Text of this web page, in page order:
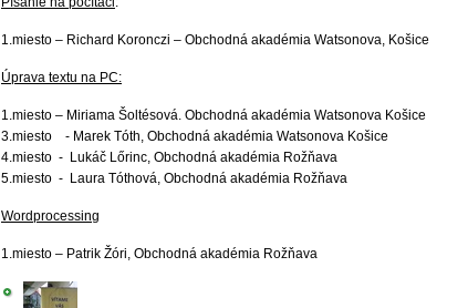
1.miesto – Richard Koronczi – Obchodná akadémia Watsonova, Košice
Úprava textu na PC:
1.miesto – Miriama Šoltésová. Obchodná akadémia Watsonova Košice
3.miesto - Marek Tóth, Obchodná akadémia Watsonova Košice
4.miesto - Lukáč Lőrinc, Obchodná akadémia Rožňava
​5.miesto - Laura Tóthová, Obchodná akadémia Rožňava
Wordprocessing
1.miesto – Patrik Žóri, Obchodná akadémia Rožňava